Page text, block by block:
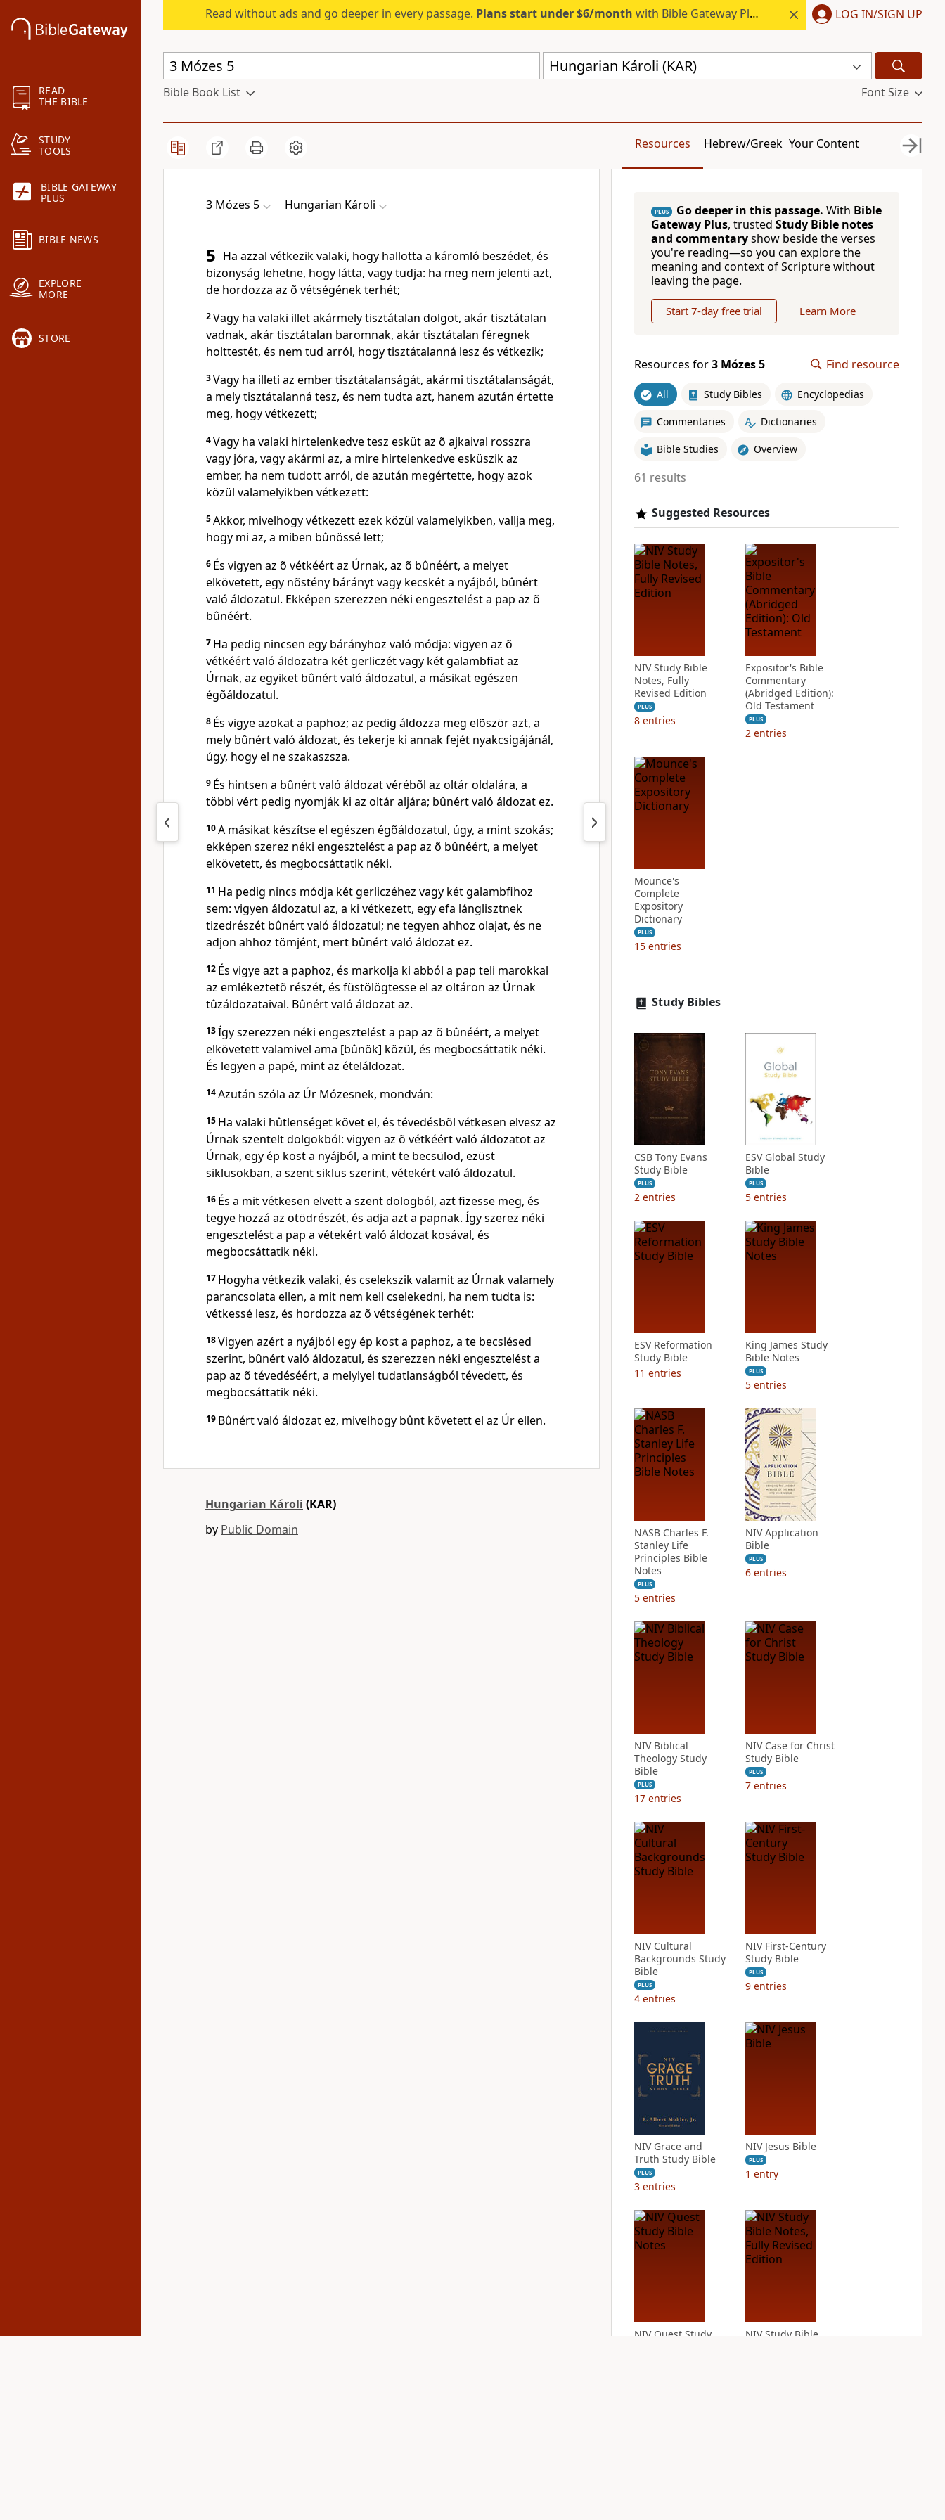
READ
THE BIBLE
STUDY
TOOLS
BIBLE GATEWAY
PLUS
BIBLE NEWS
EXPLORE
MORE
STORE
Read without ads and go deeper in every passage. Plans start under $6/month with Bible Gateway Plus. LOG IN/SIGN UP
Hungarian Károli (KAR)
Bible Book List Font Size
Resources Hebrew/Greek Your Content
3 Mózes 5 Hungarian Károli
5 Ha azzal vétkezik valaki, hogy hallotta a káromló beszédet, és
bizonyság lehetne, hogy látta, vagy tudja: ha meg nem jelenti azt,
de hordozza az õ vétségének terhét;
2Vagy ha valaki illet akármely tisztátalan dolgot, akár tisztátalan
vadnak, akár tisztátalan baromnak, akár tisztátalan féregnek
holttestét, és nem tud arról, hogy tisztátalanná lesz és vétkezik;
3Vagy ha illeti az ember tisztátalanságát, akármi tisztátalanságát,
a mely tisztátalanná tesz, és nem tudta azt, hanem azután értette
meg, hogy vétkezett;
4Vagy ha valaki hirtelenkedve tesz esküt az õ ajkaival rosszra
vagy jóra, vagy akármi az, a mire hirtelenkedve esküszik az
ember, ha nem tudott arról, de azután megértette, hogy azok
közül valamelyikben vétkezett:
5Akkor, mivelhogy vétkezett ezek közül valamelyikben, vallja meg,
hogy mi az, a miben bûnössé lett;
6 És vigyen az õ vétkéért az Úrnak, az õ bûnéért, a melyet
elkövetett, egy nõstény bárányt vagy kecskét a nyájból, bûnért
való áldozatul. Ekképen szerezzen néki engesztelést a pap az õ
bûnéért.
7 Ha pedig nincsen egy bárányhoz való módja: vigyen az õ
vétkéért való áldozatra két gerliczét vagy két galambfiat az
Úrnak, az egyiket bûnért való áldozatul, a másikat egészen
égõáldozatul.
8 És vigye azokat a paphoz; az pedig áldozza meg elõször azt, a
mely bûnért való áldozat, és tekerje ki annak fejét nyakcsigájánál,
úgy, hogy el ne szakaszsza.
9 És hintsen a bûnért való áldozat vérébõl az oltár oldalára, a
többi vért pedig nyomják ki az oltár aljára; bûnért való áldozat ez.
10A másikat készítse el egészen égõáldozatul, úgy, a mint szokás;
ekképen szerez néki engesztelést a pap az õ bûnéért, a melyet
elkövetett, és megbocsáttatik néki.
11 Ha pedig nincs módja két gerliczéhez vagy két galambfihoz
sem: vigyen áldozatul az, a ki vétkezett, egy efa lánglisztnek
tizedrészét bûnért való áldozatul; ne tegyen ahhoz olajat, és ne
adjon ahhoz tömjént, mert bûnért való áldozat ez.
12 És vigye azt a paphoz, és markolja ki abból a pap teli marokkal
az emlékeztetõ részét, és füstölögtesse el az oltáron az Úrnak
tûzáldozataival. Bûnért való áldozat az.
13Így szerezzen néki engesztelést a pap az õ bûnéért, a melyet
elkövetett valamivel ama [bûnök] közül, és megbocsáttatik néki.
És legyen a papé, mint az ételáldozat.
14Azután szóla az Úr Mózesnek, mondván:
15 Ha valaki hûtlenséget követ el, és tévedésbõl vétkesen elvesz az
Úrnak szentelt dolgokból: vigyen az õ vétkéért való áldozatot az
Úrnak, egy ép kost a nyájból, a mint te becsülöd, ezüst
siklusokban, a szent siklus szerint, vétekért való áldozatul.
16 És a mit vétkesen elvett a szent dologból, azt fizesse meg, és
tegye hozzá az ötödrészét, és adja azt a papnak. Így szerez néki
engesztelést a pap a vétekért való áldozat kosával, és
megbocsáttatik néki.
17 Hogyha vétkezik valaki, és cselekszik valamit az Úrnak valamely
parancsolata ellen, a mit nem kell cselekedni, ha nem tudta is:
vétkessé lesz, és hordozza az õ vétségének terhét:
18Vigyen azért a nyájból egy ép kost a paphoz, a te becslésed
szerint, bûnért való áldozatul, és szerezzen néki engesztelést a
pap az õ tévedéséért, a melylyel tudatlanságból tévedett, és
megbocsáttatik néki.
19 Bûnért való áldozat ez, mivelhogy bûnt követett el az Úr ellen.
Hungarian Károli (KAR)
by Public Domain
PLUS Go deeper in this passage. With Bible
Gateway Plus, trusted Study Bible notes
and commentaryshow beside the verses
you're reading—so you can explore the
meaning and context of Scripture without
leaving the page.
Start 7-day free trial Learn More
Resources for3 Mózes 5 Find resource
All Study Bibles Encyclopedias
Commentaries Dictionaries
Bible Studies Overview
61 results
Suggested Resources
NIV Study Bible
Notes, Fully
Revised Edition
PLUS
8 entries
Expositor's Bible
Commentary
(Abridged Edition):
Old Testament
PLUS
2 entries
Mounce's
Complete
Expository
Dictionary
PLUS
15 entries
Study Bibles
CSB Tony Evans
Study Bible
PLUS
2 entries
ESV Global Study
Bible
PLUS
5 entries
ESV Reformation
Study Bible
11 entries
King James Study
Bible Notes
PLUS
5 entries
NASB Charles F.
Stanley Life
Principles Bible
Notes
PLUS
5 entries
NIV Application
Bible
PLUS
6 entries
NIV Biblical
Theology Study
Bible
PLUS
17 entries
NIV Case for Christ
Study Bible
PLUS
7 entries
NIV Cultural
Backgrounds Study
Bible
PLUS
4 entries
NIV First-Century
Study Bible
PLUS
9 entries
NIV Grace and
Truth Study Bible
PLUS
3 entries
NIV Jesus Bible
PLUS
1 entry
NIV Quest Study
NIV Study Bible